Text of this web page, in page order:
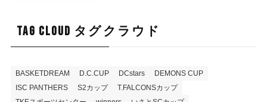
TAG CLOUD タグクラウド
BASKETDREAM D.C.CUP DCstars
DEMONS CUP
ISC PANTHERS
S2カップ
T.FALCONSカップ